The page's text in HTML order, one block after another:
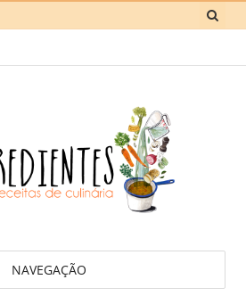
NAVEGAÇÃO